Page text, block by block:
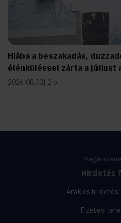
Hiába a beszakadás,
élénküléssel zárta a júliust
2026.08.03 2 p
Hirdetés
Árak és
Fizetési